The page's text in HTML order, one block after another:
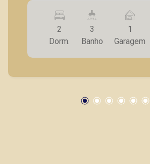
pagamento: sinal de R$ 57.424,31
mensais de R$ 1.794,51 mais 5
R$ 11.484,86 e saldo a financiar
401.970,19. Entrega prevista para Novembro de
2024.
2
Dorm.
3
Banho
1
Garagem